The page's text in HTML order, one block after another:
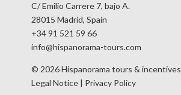
C/ Emilio Carrere 7, bajo A.
28015 Madrid, Spain
+34 91 521 59 66
info@hispanorama-tours.com
© 2026 Hispanorama tours & incentives
Legal Notice | Privacy Policy